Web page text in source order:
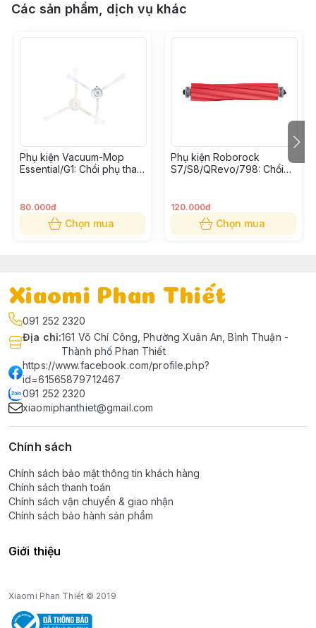
Các sản phẩm, dịch vụ khác
Phụ kiện Vacuum-Mop
Essential/G1: Chổi phụ thay
80.000đ
Chọn mua
Phụ kiện Roborock
S7/S8/QRevo/798: Chổi
120.000đ
Chọn mua
Xiaomi Phan Thiết
091 252 2320
Địa chỉ:161 Võ Chí Công, Phường Xuân An, Bình Thuận -
Thành phố Phan Thiết
https://www.facebook.com/profile.php?
id=61565879712467
091 252 2320
xiaomiphanthiet@gmail.com
Chính sách
Chính sách bảo mật thông tin khách hàng
Chính sách thanh toán
Chính sách vận chuyển & giao nhận
Chính sách bảo hành sản phẩm
Giới thiệu
Xiaomi Phan Thiết © 2019